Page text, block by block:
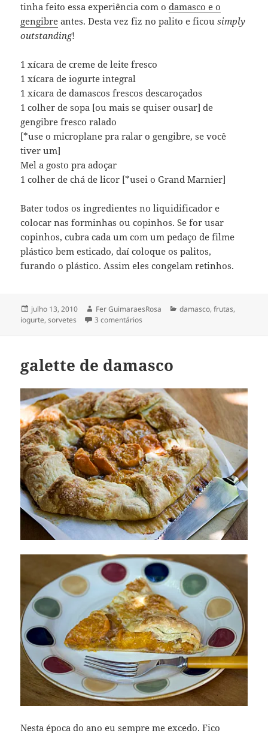
tinha feito essa experiência com odamasco e o
gengibre antes. Desta vez fiz no palito e ficousimply
outstanding!
1 xícara de creme de leite fresco
1 xícara de iogurte integral
1 xícara de damascos frescos descaroçados
1 colher de sopa [ou mais se quiser ousar] de
gengibre fresco ralado
[*use o microplane pra ralar o gengibre, se você
tiver um]
Mel a gosto pra adoçar
1 colher de chá de licor [*usei o Grand Marnier]
Bater todos os ingredientes no liquidificador e
colocar nas forminhas ou copinhos. Se for usar
copinhos, cubra cada um com um pedaço de filme
plástico bem esticado, daí coloque os palitos,
furando o plástico. Assim eles congelam retinhos.
Publicado
em
julho 13, 2010 Autor
Fer GuimaraesRosa Categorias
damasco,frutas,
iogurte,sorvetes 3 comentários
galette de damasco
Nesta época do ano eu sempre me excedo. Fico